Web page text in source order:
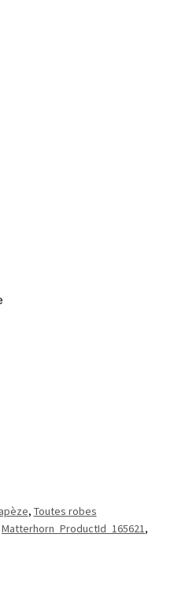
, Toutes robes
Matterhorn_ProductId_165621,